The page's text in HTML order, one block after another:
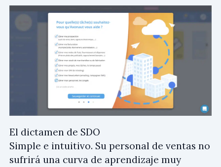
El dictamen de SDO
Simple e intuitivo. Su personal de ventas no
sufrirá una curva de aprendizaje muy